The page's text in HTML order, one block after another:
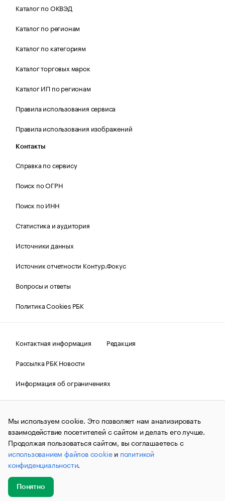
Каталог по ОКВЭД
Каталог по регионам
Каталог по категориям
Каталог торговых марок
Каталог ИП по регионам
Правила использования сервиса
Правила использования изображений
Контакты
Справка по сервису
Поиск по ОГРН
Поиск по ИНН
Статистика и аудитория
Источники данных
Источник отчетности Контур.Фокус
Вопросы и ответы
Политика Cookies РБК
Контактная информация
Редакция
Рассылка РБК Новости
Информация об ограничениях
Правовая информация
О соблюдении авторских прав
© АО «РОСБИЗНЕСКОНСАЛТИНГ»,1995–2026.Сообщения
и материалы информационного агентства «РБК»
(зарегистрировано Федеральной службой по надзору в сфере
связи, информационных технологий и массовых
коммуникаций (Роскомнадзор) 09.12.2015 за номером ИА
№ФС77-63848) сопровождаются пометкой «РБК». Отдельные
публикации могут содержать информацию,
не предназначенную для пользователей
до 18 лет.
Мы используем cookie. Это позволяет нам анализировать
взаимодействие посетителей с сайтом и делать его лучше.
Продолжая пользоваться сайтом, вы соглашаетесь с
использованием файлов cookieи политикой
конфиденциальности.
Понятно